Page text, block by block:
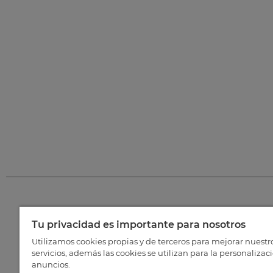
Tu privacidad es importante para nosotros
Utilizamos cookies propias y de terceros para mejorar
servicios, además las cookies se utilizan para la
anuncios.